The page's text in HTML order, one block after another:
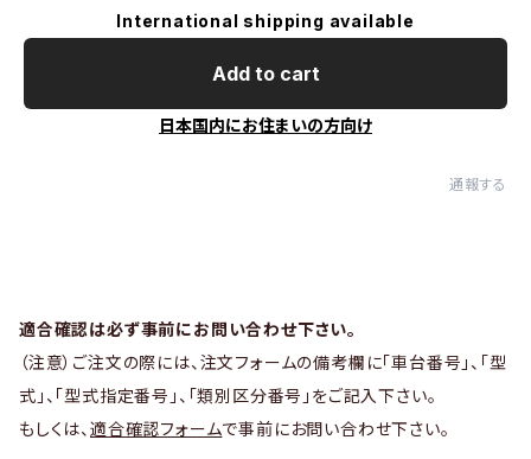
International shipping available
Add to cart
日本国内にお住まいの方向け
通報する
適合確認は必ず事前にお問い合わせ下さい。
（注意）ご注文の際には、注文フォームの備考欄に「車台番号」、「型
式」、「型式指定番号」、「類別区分番号」をご記入下さい。
もしくは、 適合確認フォームで事前にお問い合わせ下さい。